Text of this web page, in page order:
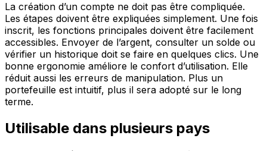
La création d’un compte ne doit pas être compliquée.
Les étapes doivent être expliquées simplement. Une fois
inscrit, les fonctions principales doivent être facilement
accessibles. Envoyer de l’argent, consulter un solde ou
vérifier un historique doit se faire en quelques clics. Une
bonne ergonomie améliore le confort d’utilisation. Elle
réduit aussi les erreurs de manipulation. Plus un
portefeuille est intuitif, plus il sera adopté sur le long
terme.
Utilisable dans plusieurs pays